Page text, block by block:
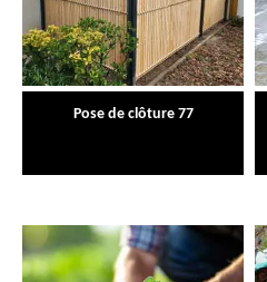
Pose de clôture 77